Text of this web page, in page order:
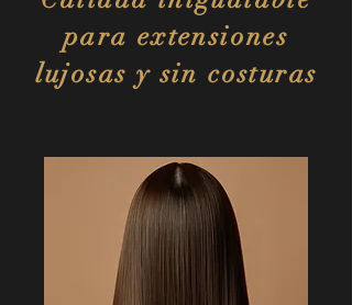
para extensiones
lujosas y sin costuras